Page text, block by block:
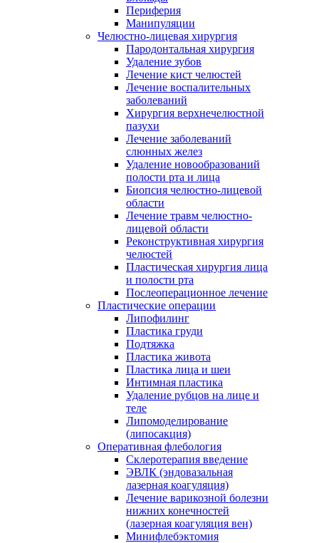
Периферия
Манипуляции
Челюстно-лицевая хирургия
Пародонтальная хирургия
Удаление зубов
Лечение кист челюстей
Лечение воспалительных
заболеваний
Хирургия верхнечелюстной
пазухи
Лечение заболеваний
слюнных желез
Удаление новообразований
полости рта и лица
Биопсия челюстно-лицевой
области
Лечение травм челюстно-
лицевой области
Реконструктивная хирургия
челюстей
Пластическая хирургия лица
и полости рта
Послеоперационное лечение
Пластические операции
Липофилинг
Пластика груди
Подтяжка
Пластика живота
Пластика лица и шеи
Интимная пластика
Удаление рубцов на лице и
теле
Липомоделирование
(липосакция)
Оперативная флебология
Склеротерапия введение
ЭВЛК (эндовазальная
лазерная коагуляция)
Лечение варикозной болезни
нижних конечностей
(лазерная коагуляция вен)
Минифлебэктомия